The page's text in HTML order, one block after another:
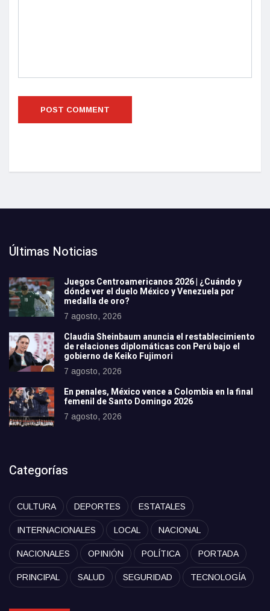
Últimas Noticias
Juegos Centroamericanos 2026 | ¿Cuándo y
dónde ver el duelo México y Venezuela por
medalla de oro?
7 agosto, 2026
Claudia Sheinbaum anuncia el restablecimiento
de relaciones diplomáticas con Perú bajo el
gobierno de Keiko Fujimori
7 agosto, 2026
En penales, México vence a Colombia en la final
femenil de Santo Domingo 2026
7 agosto, 2026
Categorías
CULTURA DEPORTES ESTATALES
INTERNACIONALES LOCAL NACIONAL
NACIONALES OPINIÓN POLÍTICA PORTADA
PRINCIPAL SALUD SEGURIDAD TECNOLOGÍA